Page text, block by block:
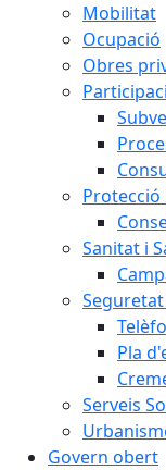
Mobilitat
Ocupació
Obres
Protecció
Sanitat i
Pla
Serveis
Govern obert